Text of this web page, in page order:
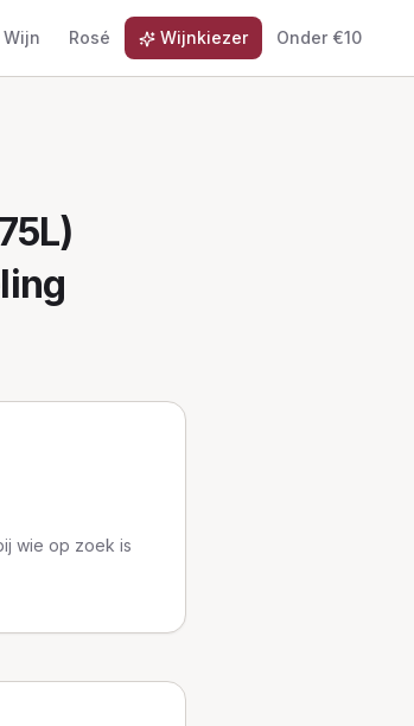
Rosé Wijnkiezer Onder €10
wie op zoek is